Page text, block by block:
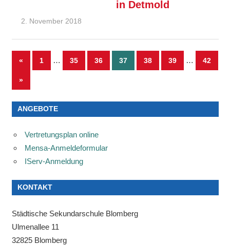
in Detmold
2. November 2018
Seitennummerierung
der
Beiträge
«Vorherige
Beiträge
1 … 35 36 37 38 39 … 42
Nächste
Beiträge
»
ANGEBOTE
Vertretungsplan online
Mensa-Anmeldeformular
IServ-Anmeldung
KONTAKT
Städtische Sekundarschule Blomberg
Ulmenallee 11
32825 Blomberg